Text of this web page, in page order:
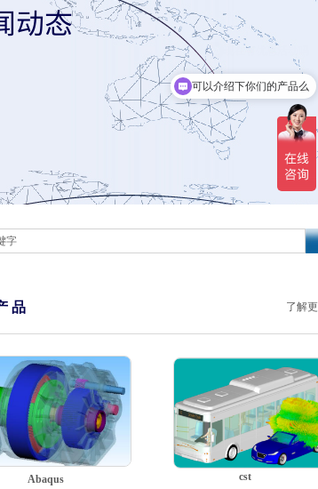
动态
品 了解
cst
Abaqus
可以介绍下你们的产品么